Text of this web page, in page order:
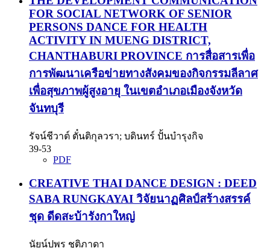
FOR SOCIAL NETWORK OF SENIOR
PERSONS DANCE FOR HEALTH
ACTIVITY IN MUENG DISTRICT,
CHANTHABURI PROVINCE การสื่อสารเพื่อ
การพัฒนาเครือข่ายทางสังคมของกิจกรรมลีลาศ
เพื่อสุขภาพผู้สูงอายุ ในเขตอำเภอเมืองจังหวัด
จันทบุรี
รัจน์ชีวาต์ ตั๋นติกุลวรา; บดินทร์ ปั้นบำรุงกิจ
39-53
PDF
CREATIVE THAI DANCE DESIGN : DEED
SABA RUNGKAYAI วิจัยนาฏศิลป์สร้างสรรค์
ชุด ดีดสะบ้ารังกาใหญ่
นัยน์ปพร ชุติภาดา